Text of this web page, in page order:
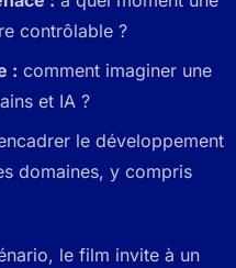
contrôlable ?
: comment imaginer une
et IA ?
le développement
domaines, y compris
le film invite à un